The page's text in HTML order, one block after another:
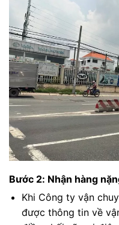
Bước 2: Nhận hàng
Khi Công ty vận
được thông tin về